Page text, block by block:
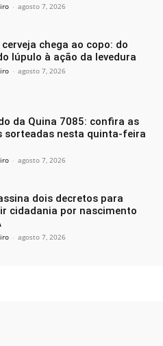
- agosto 7, 2026
chega ao copo: do
lúpulo à ação da levedura
- agosto 7, 2026
da Quina 7085: confira as
sorteadas nesta quinta-feira
- agosto 7, 2026
dois decretos para
cidadania por nascimento
- agosto 7, 2026